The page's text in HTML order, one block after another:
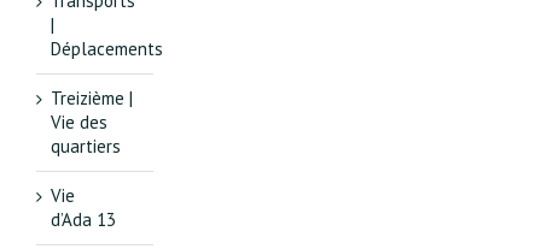
|
Déplacements
Treizième |
Vie des
quartiers
Vie
d’Ada 13